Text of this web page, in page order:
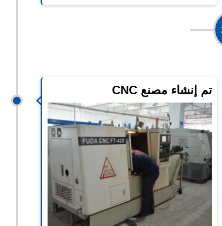
تم إنشاء مصنع CNC